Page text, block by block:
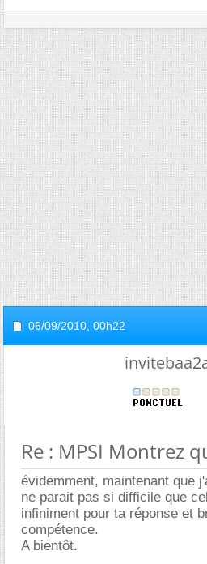
06/09/2010, 00h22
Re : MPSI Montrez
évidemment, maintenant que
ne parait pas si difficile que
infiniment pour ta réponse et
compétence.
A bientôt.